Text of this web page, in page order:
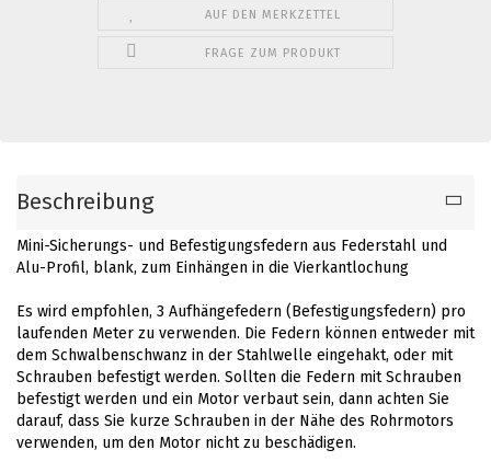
AUF DEN MERKZETTEL
FRAGE ZUM PRODUKT
Beschreibung
Mini-Sicherungs- und Befestigungsfedern aus Federstahl und
Alu-Profil, blank, zum Einhängen in die Vierkantlochung
Es wird empfohlen, 3 Aufhängefedern (Befestigungsfedern) pro
laufenden Meter zu verwenden. Die Federn können entweder mit
dem Schwalbenschwanz in der Stahlwelle eingehakt, oder mit
Schrauben befestigt werden. Sollten die Federn mit Schrauben
befestigt werden und ein Motor verbaut sein, dann achten Sie
darauf, dass Sie kurze Schrauben in der Nähe des Rohrmotors
verwenden, um den Motor nicht zu beschädigen.